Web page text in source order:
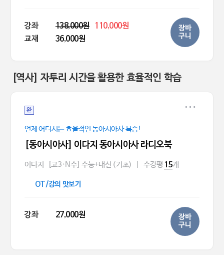
강좌 138,000원
110,000원
교재
36,000원
장바
구니
[역사] 자투리 시간을 활용한 효율적인 학습
완
언제 어디서든 효율적인 동아시아사 복습!
[동아시아사] 이다지 동아시아사 라디오북
이다지 [고3·N수] 수능+내신 (기초) 수강평 15개
OT/강의 맛보기
강좌 27,000원
장바
구니